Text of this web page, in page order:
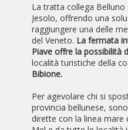
La tratta collega Belluno
Jesolo, offrendo una
raggiungere una delle
del Veneto. La fermata
Piave offre la possibilità
località turistiche della
Bibione.
Per agevolare chi si
provincia bellunese,
dirette con la linea mare